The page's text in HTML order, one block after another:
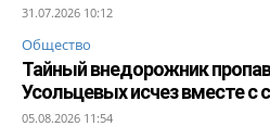
31.07.2026 10:12
Общество
Тайный внедорожник
Усольцевых исчез вместе с
05.08.2026 11:54